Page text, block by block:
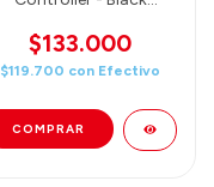
$133.000
$119.700 con Efectivo